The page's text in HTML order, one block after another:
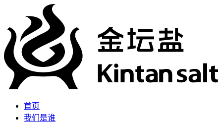
首页
我们是谁